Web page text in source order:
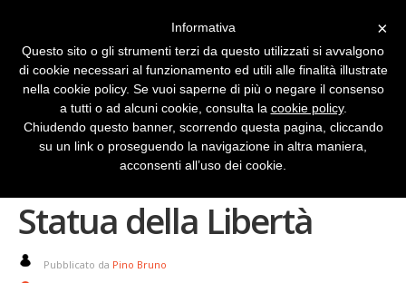
Apple ha raddrizzato la
Statua della Libertà
Pubblicato da Pino Bruno
×
Informativa
Questo sito o gli strumenti terzi da questo utilizzati si avvalgono
di cookie necessari al funzionamento ed utili alle finalità illustrate
nella cookie policy. Se vuoi saperne di più o negare il consenso
a tutti o ad alcuni cookie, consulta la cookie policy.
Chiudendo questo banner, scorrendo questa pagina, cliccando
su un link o proseguendo la navigazione in altra maniera,
acconsenti all’uso dei cookie.